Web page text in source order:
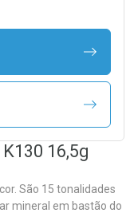
16,5g
São 15 tonalidades
mineral em bastão do